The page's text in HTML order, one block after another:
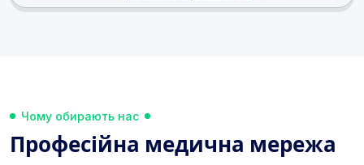
Чому обирають нас
Професійна медична мережа